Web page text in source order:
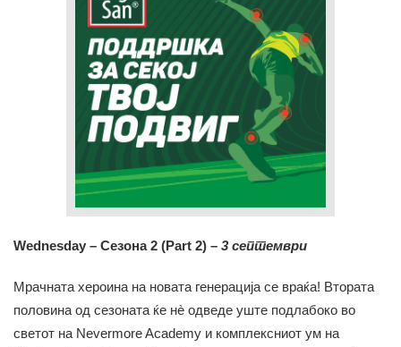
Wednesday – Сезона 2 (Part 2) – 3 септември
Мрачната хероина на новата генерација се враќа! Втората
половина од сезоната ќе нè одведе уште подлабоко во
светот на Nevermore Academy и комплексниот ум на